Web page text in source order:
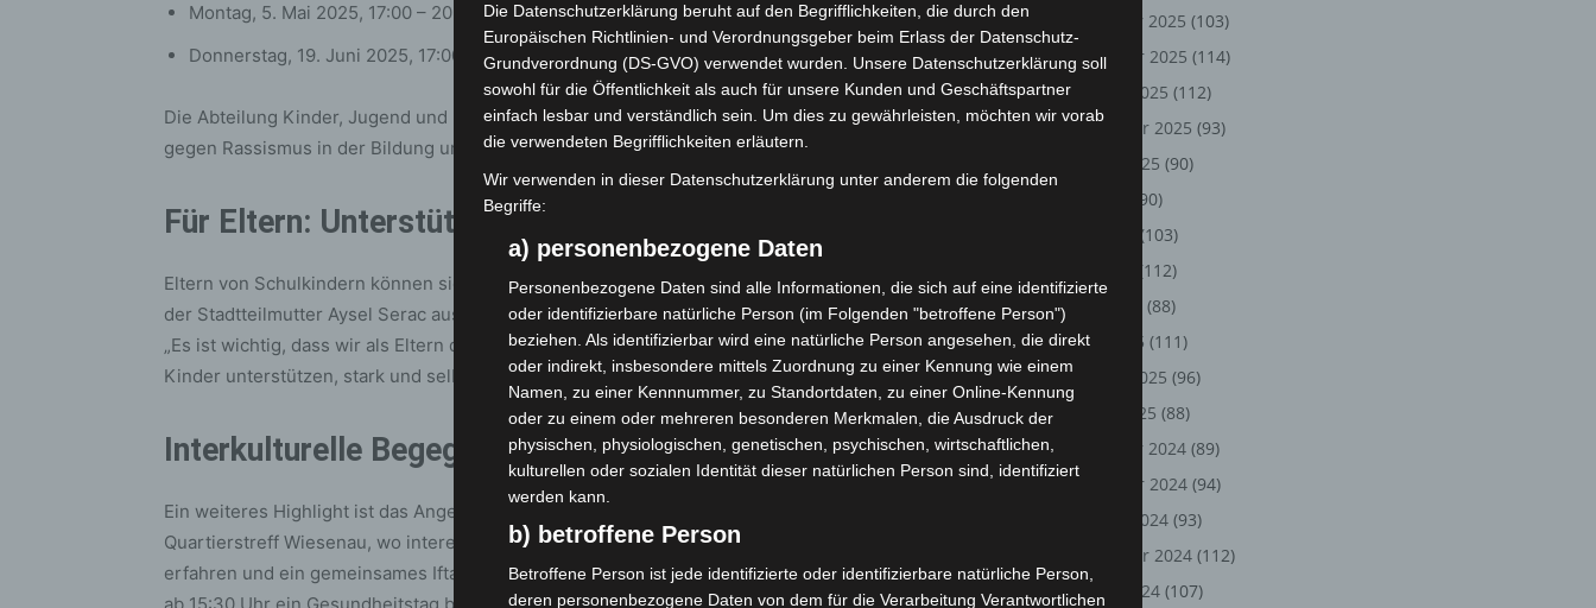
Montag, 5. Mai 2025, 17:00 – 20:00 Uhr im Jugendtreff Godshorn
Donnerstag, 19. Juni 2025, 17:00 – 20:00 Uhr im Jugendtreff Kaltenweide
Die Abteilung Kinder, Jugend und Kultur wird bei der Jugendtrefftour durch die Beratungsstelle
gegen Rassismus in der Bildung und den Beirat für Integration und Chancengleichheit unterstützt.
Für Eltern: Unterstützung bei Diskriminierungserfahrungen
Eltern von Schulkindern können sich am 18. Märzum 19:00 Uhr in der Grundschule Godshorn mit
der Stadtteilmutter Aysel Serac austauschen, wenn ihre Kinder Diskriminierung erfahren haben.
„Es ist wichtig, dass wir als Eltern die Auswirkungen von Diskriminierung erkennen und unsere
Kinder unterstützen, stark und selbstbewusst zu bleiben“, betont Aysel Serac.
Interkulturelle Begegnungen und Gesundheitsförderung
Ein weiteres Highlight ist das Angebot „Sharing Ramadan“ am
Quartierstreff Wiesenau, wo interessierte Teilnehmer mehr über die Rituale des Ramadans
erfahren und ein gemeinsames Iftar-Abendbrot genießen können. Außerdem findet am 21. März
Dezember 2025 (103)
November 2025 (114)
Oktober 2025 (112)
September 2025 (93)
August 2025 (90)
(90)
(103)
(112)
April 2025
(88)
März 2025 (111)
Februar 2025 (96)
Januar 2025 (88)
Dezember 2024 (89)
November 2024 (94)
Oktober 2024 (93)
September 2024 (112)
August 2024 (107)
Die Datenschutzerklärung beruht auf den Begrifflichkeiten, die durch den
Europäischen Richtlinien- und Verordnungsgeber beim Erlass der Datenschutz-
Grundverordnung (DS-GVO) verwendet wurden. Unsere Datenschutzerklärung soll
sowohl für die Öffentlichkeit als auch für unsere Kunden und Geschäftspartner
einfach lesbar und verständlich sein. Um dies zu gewährleisten, möchten wir vorab
die verwendeten Begrifflichkeiten erläutern.
Wir verwenden in dieser Datenschutzerklärung unter anderem die folgenden
Begriffe:
a) personenbezogene Daten
Personenbezogene Daten sind alle Informationen, die sich auf eine identifizierte
oder identifizierbare natürliche Person (im Folgenden "betroffene Person")
beziehen. Als identifizierbar wird eine natürliche Person angesehen, die direkt
oder indirekt, insbesondere mittels Zuordnung zu einer Kennung wie einem
Namen, zu einer Kennnummer, zu Standortdaten, zu einer Online-Kennung
oder zu einem oder mehreren besonderen Merkmalen, die Ausdruck der
physischen, physiologischen, genetischen, psychischen, wirtschaftlichen,
kulturellen oder sozialen Identität dieser natürlichen Person sind, identifiziert
werden kann.
b) betroffene Person
Betroffene Person ist jede identifizierte oder identifizierbare natürliche Person,
deren personenbezogene Daten von dem für die Verarbeitung Verantwortlichen